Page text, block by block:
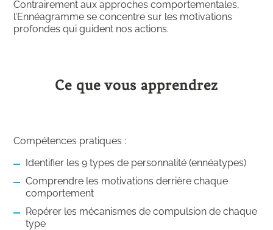
Contrairement aux approches comportementales,
l’Ennéagramme se concentre sur les motivations
profondesqui guident nos actions.
Ce que vous apprendrez
Compétences pratiques :
Identifier les 9 types de personnalité (ennéatypes)
Comprendre les motivations derrière chaque
comportement
Repérer les mécanismes de compulsion de chaque
type